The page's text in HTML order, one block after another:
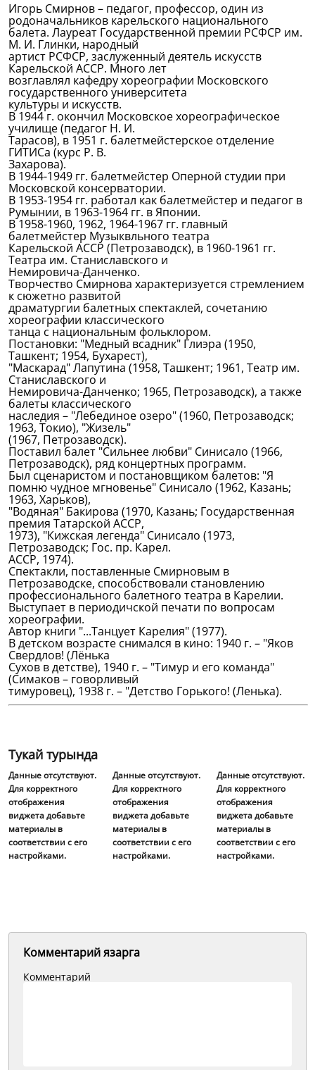
Игорь Смирнов – педагог, профессор, один из
родоначальников карельского национального
балета. Лауреат Государственной премии РСФСР им.
М. И. Глинки, народный
артист РСФСР, заслуженный деятель искусств
Карельской АССР. Много лет
возглавлял кафедру хореографии Московского
государственного университета
культуры и искусств.
В 1944 г. окончил Московское хореографическое
училище (педагог Н. И.
Тарасов), в 1951 г. балетмейстерское отделение
ГИТИСа (курс Р. В.
Захарова).
В 1944-1949 гг. балетмейстер Оперной студии при
Московской консерватории.
В 1953-1954 гг. работал как балетмейстер и педагог в
Румынии, в 1963-1964 гг. в Японии.
В 1958-1960, 1962, 1964-1967 гг. главный
балетмейстер Музыквльного театра
Карельской АССР (Петрозаводск), в 1960-1961 гг.
Театра им. Станиславского и
Немировича-Данченко.
Творчество Смирнова характеризуется стремлением
к сюжетно развитой
драматургии балетных спектаклей, сочетанию
хореографии классического
танца с национальным фольклором.
Постановки: "Медный всадник" Глиэра (1950,
Ташкент; 1954, Бухарест),
"Маскарад" Лапутина (1958, Ташкент; 1961, Театр им.
Станиславского и
Немировича-Данченко; 1965, Петрозаводск), а также
балеты классического
наследия – "Лебединое озеро" (1960, Петрозаводск;
1963, Токио), "Жизель"
(1967, Петрозаводск).
Поставил балет "Сильнее любви" Синисало (1966,
Петрозаводск), ряд концертных программ.
Был сценаристом и постановщиком балетов: "Я
помню чудное мгновенье" Синисало (1962, Казань;
1963, Харьков),
"Водяная" Бакирова (1970, Казань; Государственная
премия Татарской АССР,
1973), "Кижская легенда" Синисало (1973,
Петрозаводск; Гос. пр. Карел.
АССР, 1974).
Спектакли, поставленные Смирновым в
Петрозаводске, способствовали становлению
профессионального балетного театра в Карелии.
Выступает в периодичской печати по вопросам
хореографии.
Автор книги "...Танцует Карелия" (1977).
В детском возрасте снимался в кино: 1940 г. – "Яков
Свердлов! (Лёнька
Сухов в детстве), 1940 г. – "Тимур и его команда"
(Симаков – говорливый
тимуровец), 1938 г. – "Детство Горького! (Ленька).
Тукай турында
Данные отсутствуют.
Для корректного
отображения
виджета добавьте
материалы в
соответствии с его
настройками.
Данные отсутствуют.
Для корректного
отображения
виджета добавьте
материалы в
соответствии с его
настройками.
Данные отсутствуют.
Для корректного
отображения
виджета добавьте
материалы в
соответствии с его
настройками.
Комментарий язарга
Комментарий